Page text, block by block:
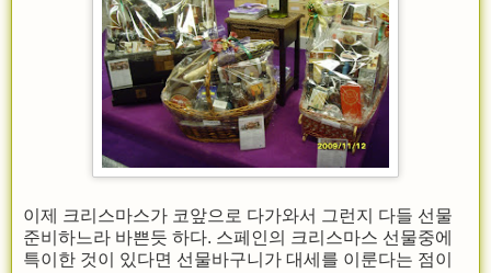
이제 크리스마스가 코앞으로 다가와서 그런지 다들 선물
준비하느라 바쁜듯 하다. 스페인의 크리스마스 선물중에
특이한 것이 있다면 선물바구니가 대세를 이룬다는 점이